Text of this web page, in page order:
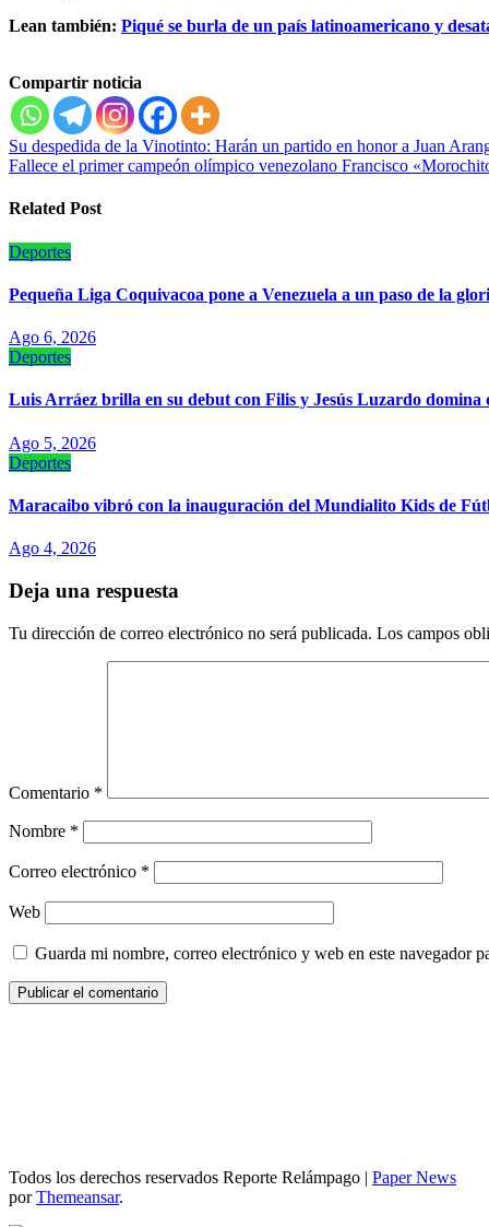
Lean también: Piqué se burla de un país latinoamericano y
Compartir noticia
Navegación
de
entradas
Su despedida de la Vinotinto: Harán un partido en honor a Juan
Fallece el primer campeón olímpico venezolano Francisco
Related Post
Deportes
‎Pequeña Liga Coquivacoa pone a Venezuela a un paso de la
Ago 6, 2026
Deportes
Luis Arráez brilla en su debut con Filis y Jesús Luzardo domina
Ago 5, 2026
Deportes
Maracaibo vibró con la inauguración del Mundialito Kids de
Ago 4, 2026
Deja una respuesta
Tu dirección de correo electrónico no será publicada. Los campos
Comentario *
Nombre *
Correo electrónico *
Web
Guarda mi nombre, correo electrónico y web en este navegador
Todos los derechos reservados Reporte Relámpago | Paper News
porThemeansar.